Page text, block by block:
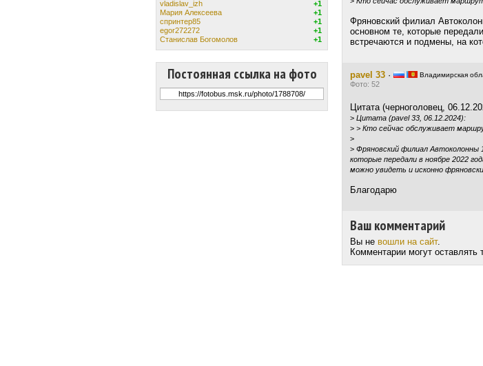
vladislav_izh
+1
Мария Алексеева
+1
спринтер85
+1
egor272272
+1
Станислав Богомолов
+1
Постоянная ссылка на фото
Фряновский филиал
основном те, которые
встречаются и подмены, на
pavel 33 · Владимирская
Фото: 52
Цитата (черноголовец,
> Цитата (pavel 33, 06.12.2024):
> > Кто сейчас обслуживает
>
> Фряновский филиал
которые передали в ноябре 2022
можно увидеть и исконно
Благодарю
Ваш комментарий
Вы не вошли на сайт.
Комментарии могут оставлять